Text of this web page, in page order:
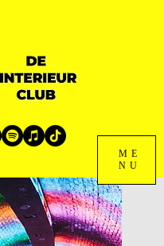
ME
NU